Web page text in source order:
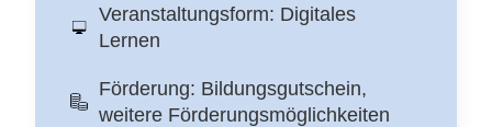
Veranstaltungsform: Digitales
Lernen
Förderung: Bildungsgutschein,
weitere Förderungsmöglichkeiten